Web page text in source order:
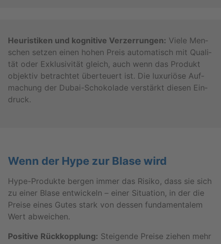
Heu­ris­ti­ken und ko­gni­ti­ve Ver­zer­run­gen: Viele Men­
schen set­zen einen hohen Preis au­to­ma­tisch mit Qua­li­
tät oder Ex­klu­si­vi­tät gleich, auch wenn das Pro­dukt
ob­jek­tiv be­trach­tet über­teu­ert ist. Die lu­xu­riö­se Auf­
ma­chung der Du­bai-Scho­ko­la­de ver­stärkt die­sen Ein­
druck.
Wenn der Hype zur Blase wird
Hype-Pro­duk­te ber­gen immer das Ri­si­ko, dass sie sich
zu einer Blase ent­wi­ckeln – einer Si­tua­ti­on, in der die
Prei­se eines Gutes stark von des­sen fun­da­men­ta­lem
Wert ab­wei­chen.
Po­si­ti­ve Rück­kopp­lung: Stei­gen­de Prei­se zie­hen mehr